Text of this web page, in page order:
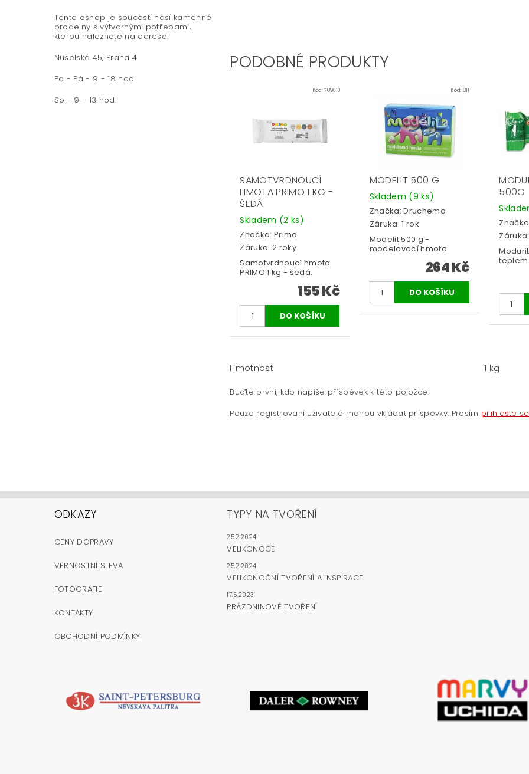
Tento eshop je součástí naší kamenné
prodejny s výtvarnými potřebami,
kterou naleznete na adrese:
Nuselská 45, Praha 4
Po - Pá - 9 - 18 hod.
So - 9 - 13 hod.
PODOBNÉ PRODUKTY
Kód:789010
SAMOTVRDNOUCÍ
HMOTA PRIMO 1 KG -
ŠEDÁ
Skladem (2 ks)
Značka: Primo
Záruka: 2 roky
Samotvrdnoucí hmota
PRIMO 1 kg - šedá.
155 Kč
Kód: 311
MODELIT 500 G
Skladem (9 ks)
Značka:Druchema
Záruka: 1 rok
Modelit 500 g -
modelovací hmota.
264 Kč
500G
Hmotnost 1 kg
Buďte první, kdo napíše příspěvek k této položce.
Pouze registrovaní uživatelé mohou vkládat příspěvky. Prosím přihlaste se
ODKAZY
CENY DOPRAVY
VĚRNOSTNÍ SLEVA
FOTOGRAFIE
KONTAKTY
OBCHODNÍ PODMÍNKY
TYPY NA TVOŘENÍ
25.2.2024
VELIKONOCE
25.2.2024
VELIKONOČNÍ TVOŘENÍ A INSPIRACE
17.5.2023
PRÁZDNINOVÉ TVOŘENÍ